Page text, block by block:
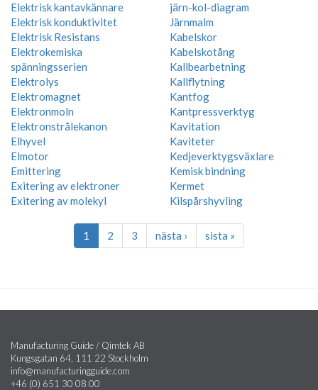
Elektrisk kantavkännare
Elektrisk konduktivitet
Elektrisk Resistans
Elektrokemiska
spänningsserien
Elektrolys
Elektromagnet
Elektronmoln
Elektronstrålekanon
Elhyvel
Elmotor
Emittering
Exitering av elektroner
Exitering av molekyl
järn-kol-diagram
Järnmalm
Kabelskor
Kabelskotång
Kallbearbetning
Kallflytning
Kantfog
Kantpressverktyg
Kavitation
Kaviteter
Kedjeverktygsväxlare
Kemisk bindning
Kermet
Kilspårshyvling
1 2 3 nästa › sista »
Manufacturing Guide / Qimtek AB
Kungsgatan 64, 111 22 Stockholm
info@manufacturingguide.com
+46 (0) 651 30 08 00